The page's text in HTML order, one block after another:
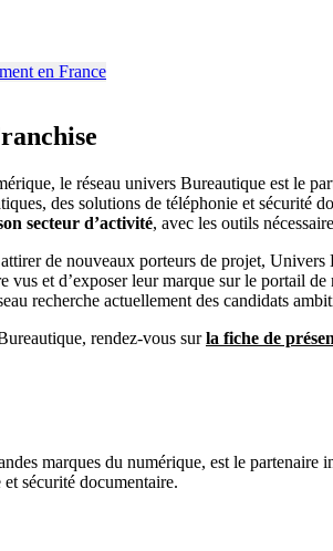
le réseau univers Bureautique est le
des solutions de téléphonie et sécurité
secteur d’activité, avec les outils
de nouveaux porteurs de projet,
vus et d’exposer leur marque sur le portail
recherche actuellement des candidats
rendez-vous surla fiche de
marques du numérique, est le
sécurité documentaire.